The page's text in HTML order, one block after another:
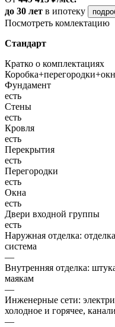
до 30 лет в ипотеку
Посмотреть комлектацию
Стандарт
Кратко о комплектациях
Фундамент
есть
Стены
есть
Кровля
есть
Перекрытия
есть
Перегородки
есть
Окна
есть
Двери входной группы
есть
Наружная отделка:
система
—
Внутренняя отделка:
маякам
—
Инженерные сети:
холодное и горячее,
—